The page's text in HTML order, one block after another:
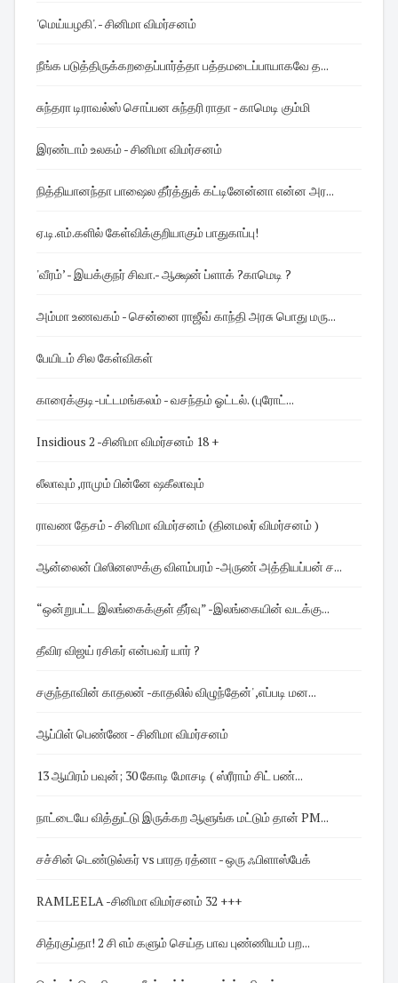
'மெய்யழகி'. - சினிமா விமர்சனம்
நீங்க படுத்திருக்கறதைப்பார்த்தா பத்தமடைப்பாயாகவே த...
சுந்தரா டிராவல்ஸ் சொப்பன சுந்தரி ராதா - காமெடி கும்மி
இரண்டாம் உலகம் - சினிமா விமர்சனம்
நித்தியானந்தா பாஷைல தீர்த்துக் கட்டினேன்னா என்ன அர...
ஏ.டி.எம்.களில் கேள்விக்குறியாகும் பாதுகாப்பு!
'வீரம்’ - இயக்குநர் சிவா.- ஆக்ஷன் ப்ளாக் ?காமெடி ?
அம்மா உணவகம் - சென்னை ராஜீவ் காந்தி அரசு பொது மரு...
பேயிடம் சில கேள்விகள்
காரைக்குடி-பட்டமங்கலம் - வசந்தம் ஓட்டல். (புரோட்...
Insidious 2 -சினிமா விமர்சனம் 18 +
லீலாவும் ,ராமும் பின்னே ஷகீலாவும்
ராவண தேசம் - சினிமா விமர்சனம் (தினமலர் விமர்சனம் )
ஆன்லைன் பிஸினஸுக்கு விளம்பரம் -அருண் அத்தியப்பன் ச...
“ஒன்றுபட்ட இலங்கைக்குள் தீர்வு” -இலங்கையின் வடக்கு...
தீவிர விஜய் ரசிகர் என்பவர் யார் ?
சகுந்தாவின் காதலன் -காதலில் விழுந்தேன்' ,எப்படி மன...
ஆப்பிள் பெண்ணே - சினிமா விமர்சனம்
13 ஆயிரம் பவுன்; 30 கோடி மோசடி ( ஸ்ரீராம் சிட் பண்...
நாட்டையே வித்துட்டு இருக்கற ஆளுங்க மட்டும் தான் PM...
சச்சின் டெண்டுல்கர் vs பாரத ரத்னா - ஒரு ஃபிளாஸ்பேக்
RAMLEELA -சினிமா விமர்சனம் 32 +++
சித்ரகுப்தா! 2 சி எம் களும் செய்த பாவ புண்ணியம் பற...